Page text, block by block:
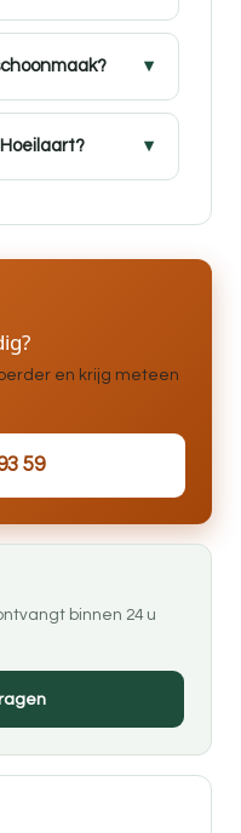
en krijg meteen
59
binnen 24 u